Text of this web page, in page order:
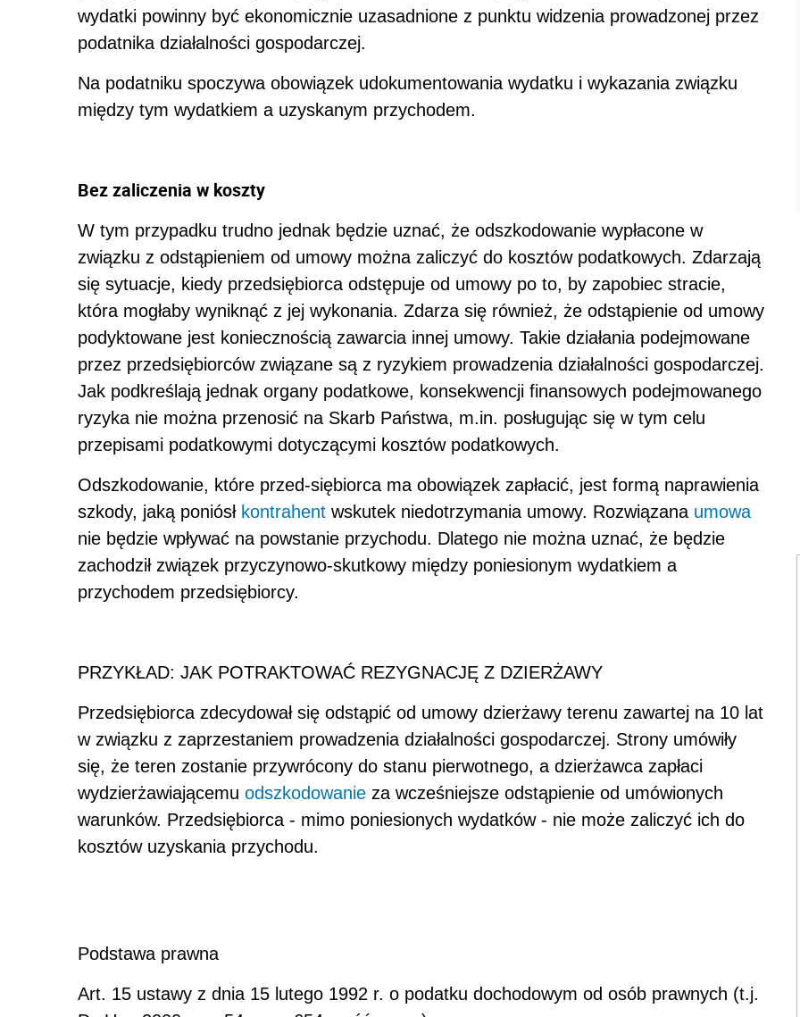
wydatki powinny być ekonomicznie uzasadnione z punktu widzenia prowadzonej przez
podatnika działalności gospodarczej.
Na podatniku spoczywa obowiązek udokumentowania wydatku i wykazania związku
między tym wydatkiem a uzyskanym przychodem.
Bez zaliczenia w koszty
W tym przypadku trudno jednak będzie uznać, że odszkodowanie wypłacone w
związku z odstąpieniem od umowy można zaliczyć do kosztów podatkowych. Zdarzają
się sytuacje, kiedy przedsiębiorca odstępuje od umowy po to, by zapobiec stracie,
która mogłaby wyniknąć z jej wykonania. Zdarza się również, że odstąpienie od umowy
podyktowane jest koniecznością zawarcia innej umowy. Takie działania podejmowane
przez przedsiębiorców związane są z ryzykiem prowadzenia działalności gospodarczej.
Jak podkreślają jednak organy podatkowe, konsekwencji finansowych podejmowanego
ryzyka nie można przenosić na Skarb Państwa, m.in. posługując się w tym celu
przepisami podatkowymi dotyczącymi kosztów podatkowych.
Odszkodowanie, które przed-siębiorca ma obowiązek zapłacić, jest formą naprawienia
szkody, jaką poniósł kontrahent wskutek niedotrzymania umowy. Rozwiązana umowa
nie będzie wpływać na powstanie przychodu. Dlatego nie można uznać, że będzie
zachodził związek przyczynowo-skutkowy między poniesionym wydatkiem a
przychodem przedsiębiorcy.
PRZYKŁAD: JAK POTRAKTOWAĆ REZYGNACJĘ Z DZIERŻAWY
Przedsiębiorca zdecydował się odstąpić od umowy dzierżawy terenu zawartej na 10 lat
w związku z zaprzestaniem prowadzenia działalności gospodarczej. Strony umówiły
się, że teren zostanie przywrócony do stanu pierwotnego, a dzierżawca zapłaci
wydzierżawiającemu odszkodowanie za wcześniejsze odstąpienie od umówionych
warunków. Przedsiębiorca - mimo poniesionych wydatków - nie może zaliczyć ich do
kosztów uzyskania przychodu.
Podstawa prawna
Art. 15 ustawy z dnia 15 lutego 1992 r. o podatku dochodowym od osób prawnych (t.j.